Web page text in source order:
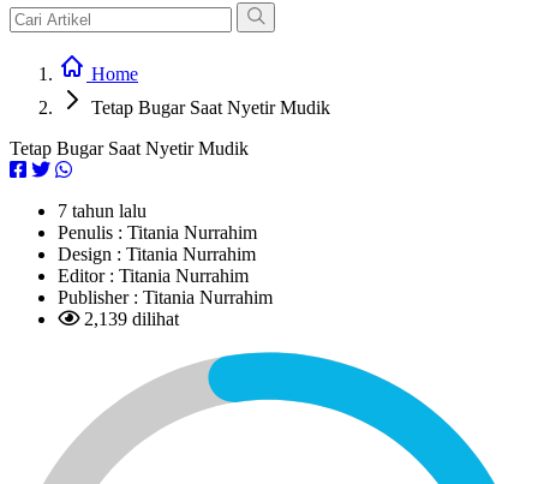
Home
Tetap Bugar Saat Nyetir Mudik
Tetap Bugar Saat Nyetir Mudik
7 tahun lalu
Penulis : Titania Nurrahim
Design : Titania Nurrahim
Editor : Titania Nurrahim
Publisher : Titania Nurrahim
2,139 dilihat